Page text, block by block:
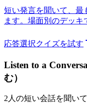
短い発言を聞いて、最
ます。場面別のデッキ
応答選択クイズを試す
Listen to a
む）
2人の短い会話を聞いて